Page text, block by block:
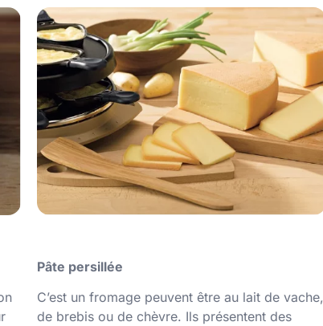
Pâte persillée
C’est un fromage peuvent être au lait de vache,
de brebis ou de chèvre. Ils présentent des